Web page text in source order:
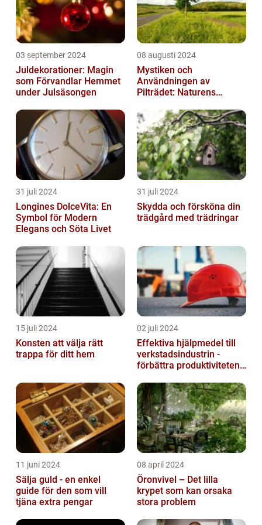
03 september 2024
Juldekorationer: Magin
som Förvandlar Hemmet
under Julsäsongen
08 augusti 2024
Mystiken och
Användningen av
Pilträdet: Naturens
31 juli 2024
Longines DolceVita: En
Symbol för Modern
Elegans och Söta Livet
31 juli 2024
Skydda och försköna din
trädgård med trädringar
15 juli 2024
Konsten att välja rätt
trappa för ditt hem
02 juli 2024
Effektiva hjälpmedel till
verkstadsindustrin -
förbättra produktiviteten
11 juni 2024
Sälja guld - en enkel
guide för den som vill
tjäna extra pengar
08 april 2024
Öronvivel – Det lilla
krypet som kan orsaka
stora problem